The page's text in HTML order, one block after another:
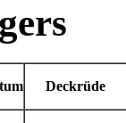
Deckrüde